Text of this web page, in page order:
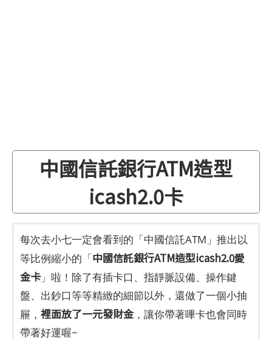
中國信託銀行ATM造型
icash2.0卡
每次去小七一定會看到的「中國信託ATM」推出以
等比例縮小的「中國信託銀行ATM造型icash2.0愛
金卡 」啦！除了有插卡口、指靜脈設備、操作鍵
盤、出鈔口等等精緻的細節以外，還做了一個小抽
屜， 裡面放了一元發財金，讓你帶著嗶卡也會同時
帶著好運喔~